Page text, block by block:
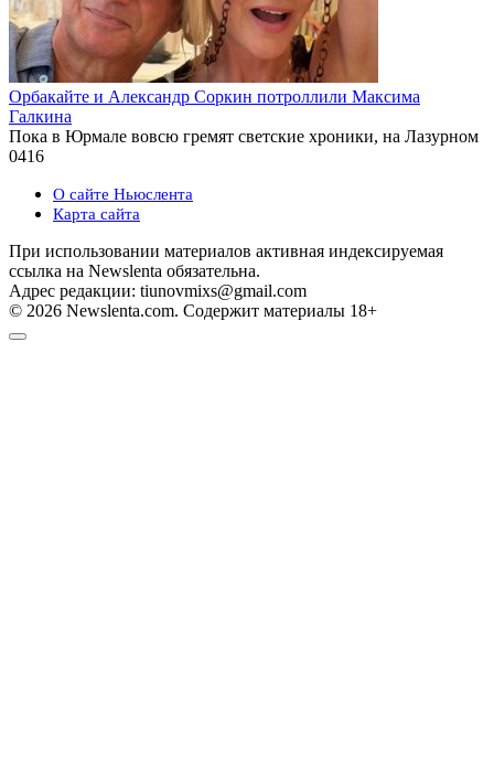
Орбакайте и Александр Соркин потроллили Максима
Галкина
Пока в Юрмале вовсю гремят светские хроники, на Лазурном
0416
О сайте Ньюслента
Карта сайта
При использовании материалов активная индексируемая
ссылка на Newslenta обязательна.
Адрес редакции: tiunovmixs@gmail.com
© 2026 Newslenta.com. Содержит материалы 18+